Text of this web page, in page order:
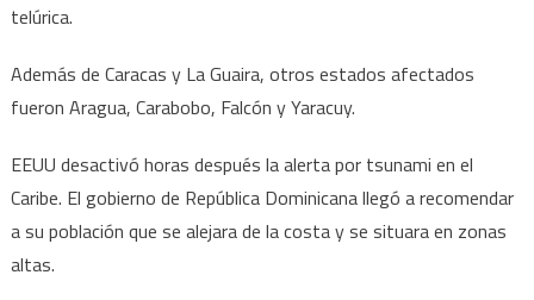
telúrica.
Además de Caracas y La Guaira, otros estados afectados
fueron Aragua, Carabobo, Falcón y Yaracuy.
EEUU desactivó horas después la alerta por tsunami en el
Caribe. El gobierno de República Dominicana llegó a recomendar
a su población que se alejara de la costa y se situara en zonas
altas.